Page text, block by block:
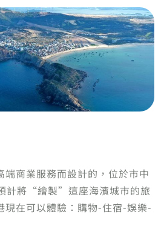
端商業服務而設計的，位於市中
計將“繪製”這座海濱城市的旅
現在可以體驗：購物-住宿-娛樂-